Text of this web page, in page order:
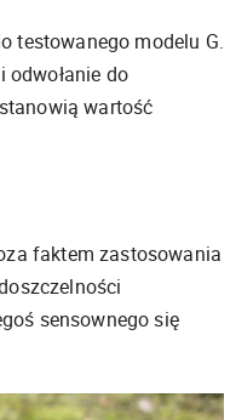
testowanego modelu G.
odwołanie do
wartość
faktem zastosowania
sensownego się